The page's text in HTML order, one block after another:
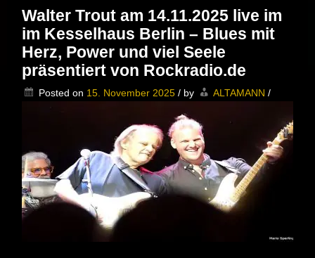
Dolgener
live
im
Walter Trout am 14.11.2025 live im
im Kesselhaus Berlin – Blues mit
Herz, Power und viel Seele
präsentiert von Rockradio.de
Posted on 15. November 2025 / by ALTAMANN /